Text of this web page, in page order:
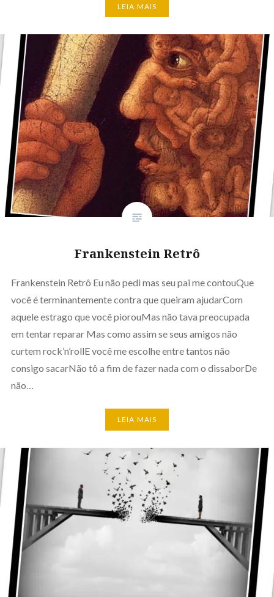
LEIA MAIS
Frankenstein Retrô
Frankenstein Retrô Eu não pedi mas seu pai me contouQue
você é terminantemente contra que queiram ajudarCom
aquele estrago que você piorouMas não tava preocupada
em tentar reparar Mas como assim se seus amigos não
curtem rock’n’rollE você me escolhe entre tantos não
consigo sacarNão tô a fim de fazer nada com o dissaborDe
não…
LEIA MAIS